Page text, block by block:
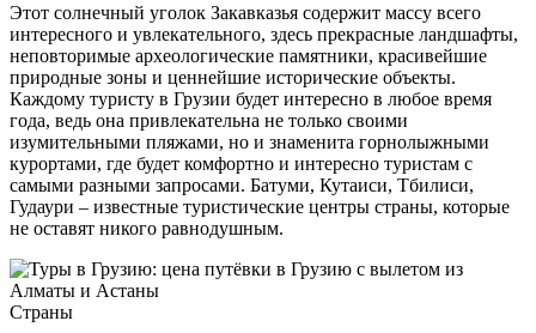
Этот солнечный уголок Закавказья содержит массу всего
интересного и увлекательного, здесь прекрасные ландшафты,
неповторимые археологические памятники, красивейшие
природные зоны и ценнейшие исторические объекты.
Каждому туристу в Грузии будет интересно в любое время
года, ведь она привлекательна не только своими
изумительными пляжами, но и знаменита горнолыжными
курортами, где будет комфортно и интересно туристам с
самыми разными запросами. Батуми, Кутаиси, Тбилиси,
Гудаури – известные туристические центры страны, которые
не оставят никого равнодушным.
Страны